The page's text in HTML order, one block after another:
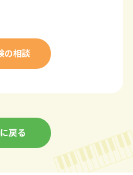
の相談
戻る